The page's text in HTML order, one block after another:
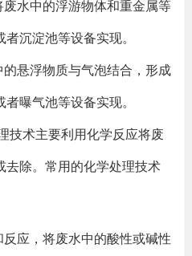
水中的浮游物体和重金属等
沉淀池等设备实现。
悬浮物质与气泡结合，形成
曝气池等设备实现。
技术主要利用化学反应将废
除。常用的化学处理技术
应，将废水中的酸性或碱性